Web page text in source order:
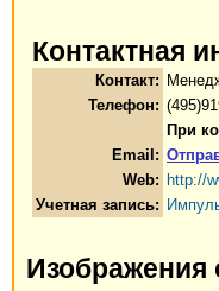
Контактная
Контакт:
Телефон:
При
Email:
Web: http://
Учетная запись:
Изображения